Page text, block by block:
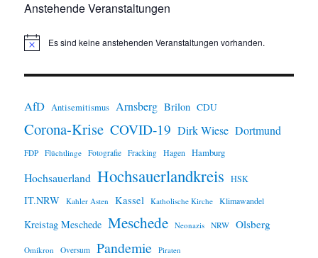
Anstehende Veranstaltungen
H
w
s
Es sind keine anstehenden Veranstaltungen vorhanden.
AfD Antisemitismus Arnsberg Brilon CDU
Corona-Krise COVID-19 Dirk Wiese Dortmund
FDP Flüchtlinge Fotografie Fracking Hagen Hamburg
Hochsauerland Hochsauerlandkreis HSK
IT.NRW Kahler Asten Kassel Katholische Kirche Klimawandel
Kreistag Meschede Meschede Neonazis NRW Olsberg
Omikron Oversum Pandemie Piraten